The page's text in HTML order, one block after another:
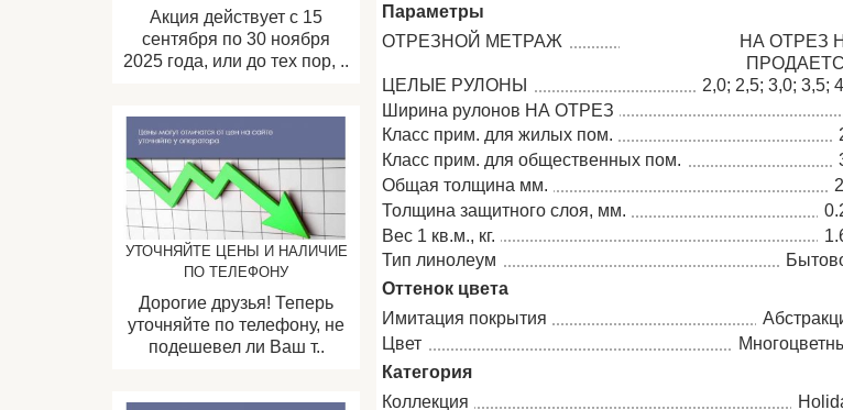
Акция действует с 15
сентября по 30 ноября
2025 года, или до тех пор, ..
УТОЧНЯЙТЕ ЦЕНЫ И НАЛИЧИЕ
ПО ТЕЛЕФОНУ
Дорогие друзья! Теперь
уточняйте по телефону, не
подешевел ли Ваш т..
Параметры
ОТРЕЗНОЙ МЕТРАЖ
НА ОТРЕЗ
ЦЕЛЫЕ РУЛОНЫ
2,0; 2,5; 3,0; 3,5;
Ширина рулонов НА ОТРЕЗ
Класс прим. для жилых пом.
Класс прим. для общественных пом.
Общая толщина мм.
Толщина защитного слоя, мм.
Вес 1 кв.м., кг.
Тип линолеум
Оттенок цвета
Имитация покрытия
Цвет
Категория
Коллекция